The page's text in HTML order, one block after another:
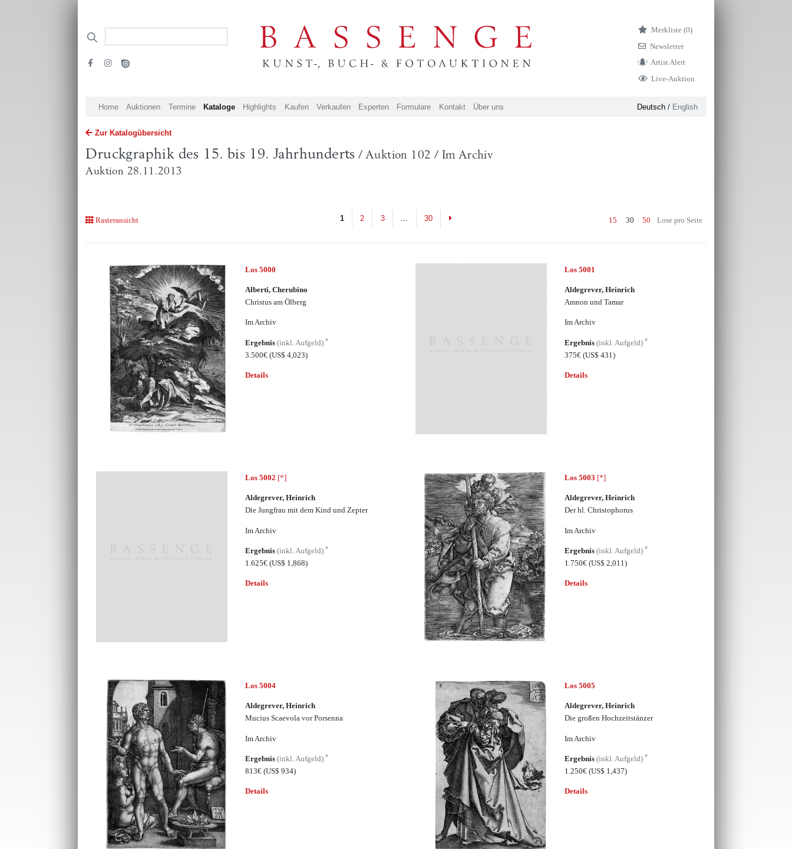
Merkliste (0)
Newsletter
Artist Alert
Live-Auktion
Home Auktionen Termine Kataloge Highlights Kaufen Verkaufen Experten Formulare Kontakt Über uns Deutsch/ English
Zur Katalogübersicht
Druckgraphik des 15. bis 19. Jahrhunderts / Auktion 102 / Im Archiv
Auktion 28.11.2013
Rasteransicht 1 2 3 30 Next 15 30 50 Lose pro Seite
Los 5000
Alberti, Cherubino
Christus am Ölberg
Im Archiv
Ergebnis(inkl. Aufgeld)*
3.500€(US$ 4,023)
Details
Los 5001
Aldegrever, Heinrich
Amnon und Tamar
Im Archiv
Ergebnis (inkl. Aufgeld) *
375€ (US$ 431)
Details
Los 5002 [*]
Aldegrever, Heinrich
Die Jungfrau mit dem Kind und Zepter
Im Archiv
Ergebnis(inkl. Aufgeld)*
1.625€(US$ 1,868)
Details
Los 5003 [*]
Aldegrever, Heinrich
Der hl. Christophorus
Im Archiv
Ergebnis (inkl. Aufgeld) *
1.750€ (US$ 2,011)
Details
Los 5004
Aldegrever, Heinrich
Mucius Scaevola vor Porsenna
Im Archiv
Ergebnis(inkl. Aufgeld)*
813€(US$ 934)
Details
Los 5005
Aldegrever, Heinrich
Die großen Hochzeitstänzer
Im Archiv
Ergebnis (inkl. Aufgeld) *
1.250€ (US$ 1,437)
Details